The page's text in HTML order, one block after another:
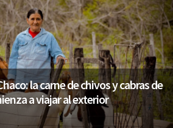
la carne de chivos y cabras de
a viajar al exterior